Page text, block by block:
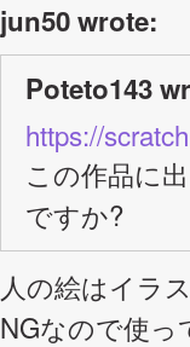
jun50 wrote:
Poteto143
https://
この作品に
ですか?
人の絵はイラ
NGなので使